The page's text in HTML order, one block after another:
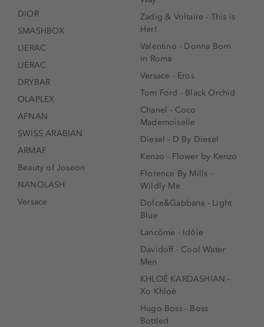
DIOR
SMASHBOX
LIERAC
LIERAC
DRYBAR
OLAPLEX
AFNAN
SWISS ARABIAN
ARMAF
Beauty of Joseon
NANOLASH
Versace
Zadig & Voltaire - This is
Her!
Valentino - Donna Born
in Roma
Versace - Eros
Tom Ford - Black Orchid
Chanel - Coco
Mademoiselle
Diesel - D By Diesel
Kenzo - Flower by Kenzo
Florence By Mills -
Wildly Me
Dolce&Gabbana - Light
Blue
Lancôme - Idôle
Davidoff - Cool Water
Men
KHLOÉ KARDASHIAN -
Xo Khloè
Hugo Boss - Boss
Bottled